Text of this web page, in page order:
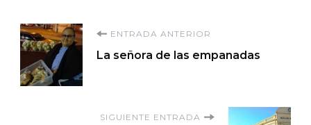
Navegación
de
entradas
ENTRADA ANTERIOR
La señora de las empanadas
SIGUIENTE ENTRADA